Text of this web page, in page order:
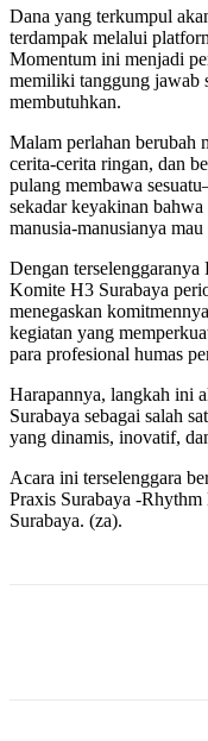
Dana yang terkumpul
terdampak melalui
Momentum ini menjadi
memiliki tanggung jawab
membutuhkan.
Malam perlahan berubah
cerita-cerita ringan, dan
pulang membawa
sekadar keyakinan
manusia-manusianya
Dengan
Komite H3 Surabaya
menegaskan
kegiatan yang
para profesional humas
Harapannya, langkah ini
Surabaya sebagai salah
yang dinamis, inovatif,
Acara ini terselenggara
Praxis Surabaya -
Surabaya. (za).